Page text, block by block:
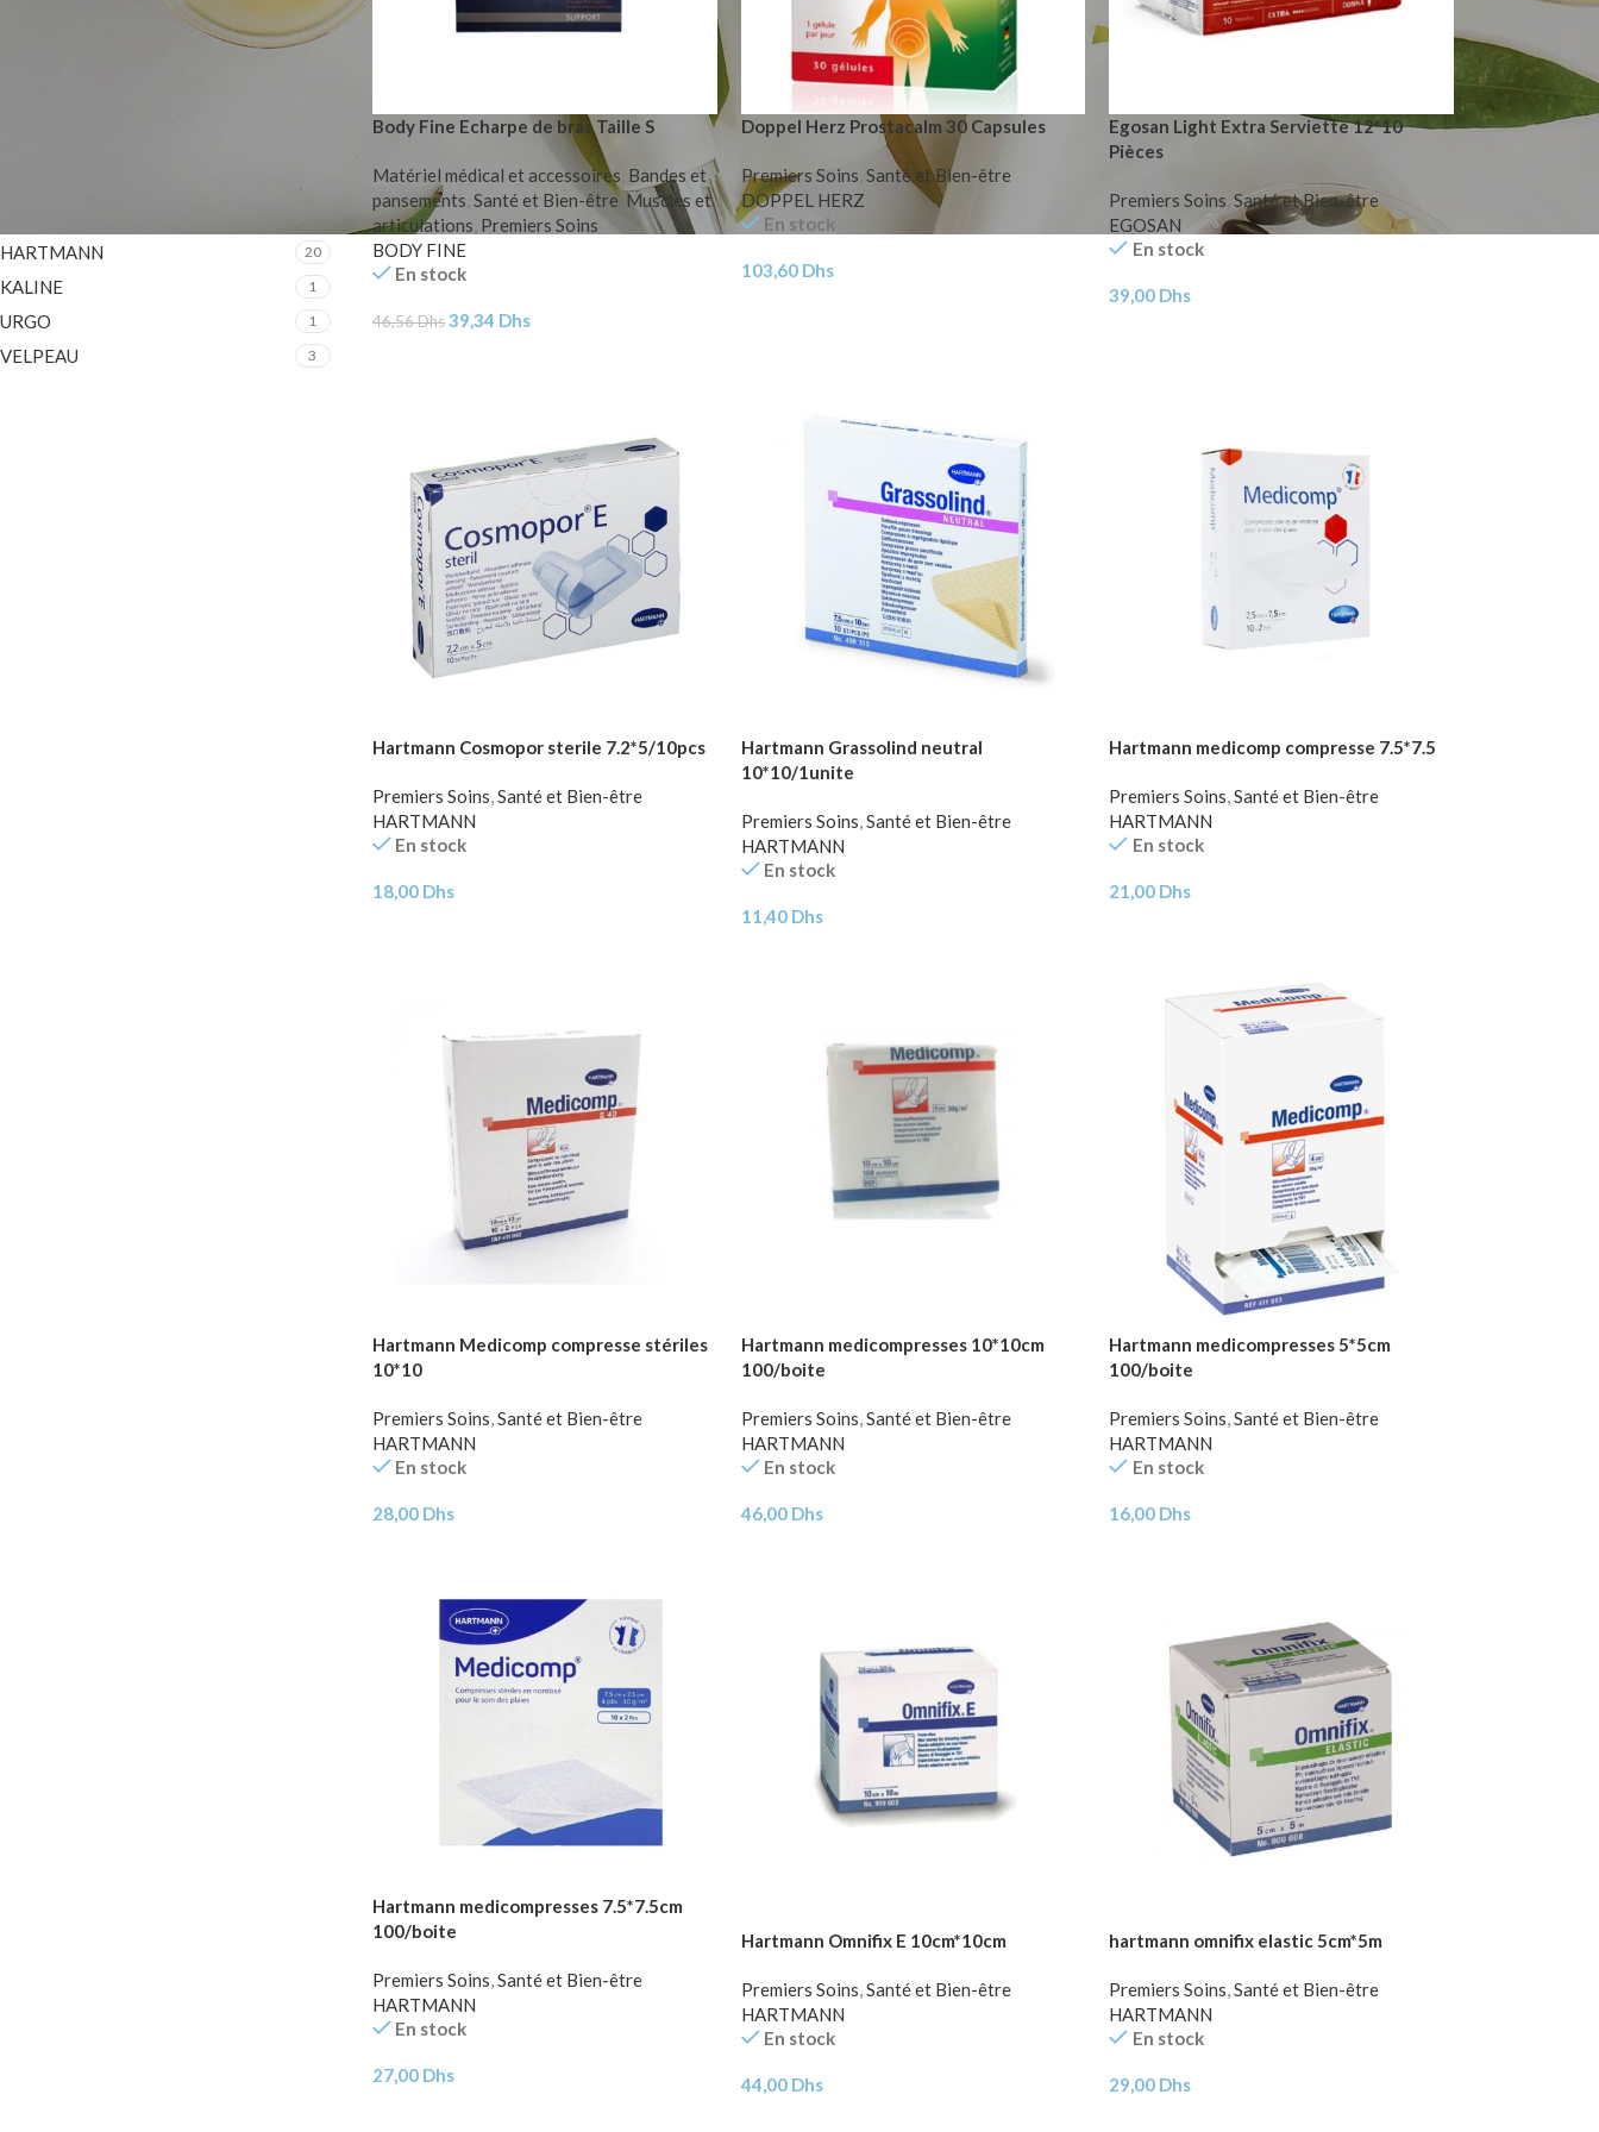
HARTMANN 20
KALINE 1
URGO 1
VELPEAU 3
Body Fine Echarpe de bras Taille S
Matériel médical et accessoires Bandes et
pansements Santé et Bien-être, Muscles et
articulations Premiers Soins
BODY FINE
En stock
46,56Dhs39,34 Dhs
Doppel Herz Prostacalm 30 Capsules
Premiers Soins Santé et Bien-être
DOPPEL HERZ
En stock
103,60 Dhs
Egosan Light Extra Serviette 12*10
Pièces
Premiers Soins,Santé et Bien-être
EGOSAN
En stock
39,00 Dhs
Hartmann Cosmopor sterile 7.2*5/10pcs
Premiers Soins,Santé et Bien-être
HARTMANN
En stock
18,00 Dhs
Hartmann Grassolind neutral
10*10/1unite
Premiers Soins,Santé et Bien-être
HARTMANN
En stock
11,40 Dhs
Hartmann medicomp compresse 7.5*7.5
Premiers Soins,Santé et Bien-être
HARTMANN
En stock
21,00 Dhs
Hartmann Medicomp compresse stériles
10*10
Premiers Soins,Santé et Bien-être
HARTMANN
En stock
28,00 Dhs
Hartmann medicompresses 10*10cm
100/boite
Premiers Soins,Santé et Bien-être
HARTMANN
En stock
46,00 Dhs
Hartmann medicompresses 5*5cm
100/boite
Premiers Soins,Santé et Bien-être
HARTMANN
En stock
16,00 Dhs
Hartmann medicompresses 7.5*7.5cm
100/boite
Premiers Soins,Santé et Bien-être
HARTMANN
En stock
27,00 Dhs
Hartmann Omnifix E 10cm*10cm
Premiers Soins,Santé et Bien-être
HARTMANN
En stock
44,00 Dhs
hartmann omnifix elastic 5cm*5m
Premiers Soins,Santé et Bien-être
HARTMANN
En stock
29,00 Dhs